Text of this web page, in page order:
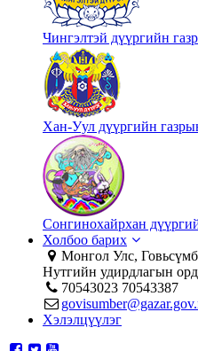
Чингэлтэй дүүргийн
Хан-Уул дүүргийн
Сонгинохайрхан
Холбоо барих
Монгол Улс,
Нутгийн удирдлагын
70543023 70543387
Хэлэлцүүлэг